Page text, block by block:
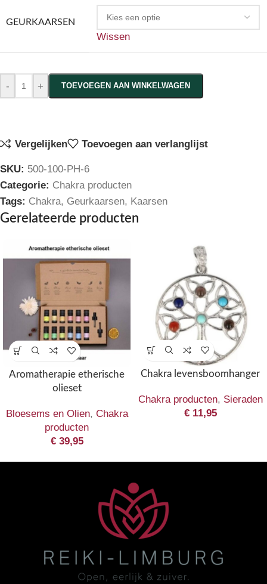
GEURKAARSEN
Wissen
- + TOEVOEGEN AAN WINKELWAGEN
Vergelijken Toevoegen aan verlanglijst
SKU: 500-100-PH-6
Categorie: Chakra producten
Tags: Chakra, Geurkaarsen, Kaarsen
Gerelateerde producten
Aromatherapie etherische
olieset
Bloesems en Olien, Chakra
producten
€39,95
Chakra levensboomhanger
Chakra producten, Sieraden
€11,95